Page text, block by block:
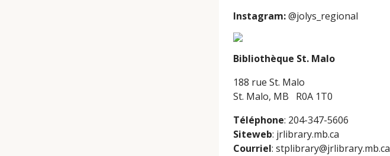
Instagram:@jolys_regional
Bibliothèque St. Malo
188 rue St. Malo
St. Malo, MB R0A 1T0
Téléphone: 204-347-5606
Siteweb: jrlibrary.mb.ca
Courriel: stplibrary@jrlibrary.mb.ca